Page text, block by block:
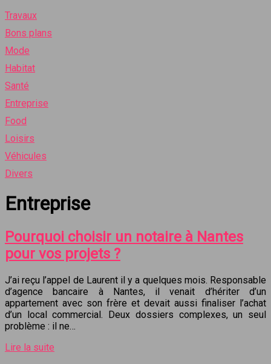
Travaux
Bons plans
Mode
Habitat
Santé
Entreprise
Food
Loisirs
Véhicules
Divers
Entreprise
Pourquoi choisir un notaire à Nantes
pour vos projets ?
J’ai reçu l’appel de Laurent il y a quelques mois. Responsable
d’agence bancaire à Nantes, il venait d’hériter d’un
appartement avec son frère et devait aussi finaliser l’achat
d’un local commercial. Deux dossiers complexes, un seul
problème : il ne…
Lire la suite